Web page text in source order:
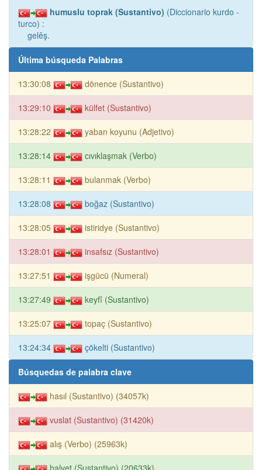
humuslu toprak (Sustantivo) (Diccionario kurdo -
turco) :
gelêş.
Última búsqueda Palabras
13:30:08 dönence (Sustantivo)
13:29:10 külfet (Sustantivo)
13:28:22 yaban koyunu (Adjetivo)
13:28:14 cıvıklaşmak (Verbo)
13:28:11 bulanmak (Verbo)
13:28:08 boğaz (Sustantivo)
13:28:05 istiridye (Sustantivo)
13:28:01 insafsız (Sustantivo)
13:27:51 işgücü (Numeral)
13:27:49 keyfî (Sustantivo)
13:25:07 topaç (Sustantivo)
13:24:34 çökelti (Sustantivo)
Búsquedas de palabra clave
hasıl (Sustantivo) (34057k)
vuslat (Sustantivo) (31420k)
alış (Verbo) (25963k)
halvet (Sustantivo) (20633k)